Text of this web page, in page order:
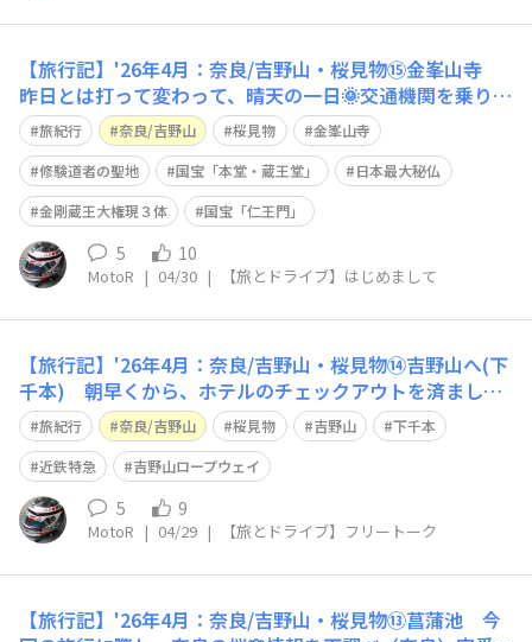
【旅行記】'26年4月：奈良/吉野山・桜見物⑮金峯山寺
昨日とは打って変わって、晴天の一日🌞交通機関を乗り継
いで、吉野山までやって来ましたが「下千本」のソメイヨ
シノは葉桜状態…それではと「中千本」を目指しハイキン
グ🥾です何故ならこの時期は、ココから先は交通規制の
「歩行者天国」 歩き始めて500mも進
旅紀行 奈良/吉野山 桜見物
金峯山寺
修験道者の聖地
国宝「本堂・蔵王堂」
日本最大秘仏
金剛蔵王大権現３体
国宝「仁王門」
5 10
MotoR | 04/30 | 【旅とドライブ】はじめまして
【旅行記】'26年4月：奈良/吉野山・桜見物⑭吉野山へ(下
千本) 朝早くから、ホテルのチェックアウトを済まし今
日は待望の『吉野山』に桜🌸見物に出かけます🙂大和八木
駅にも、予約客待ちのタクシーが並んでいました🙄ココか
らタクシーで一路、奥千本まで…という作戦でしょうか？
旅程表では、借りっぱなしのレンタ
旅紀行 奈良/吉野山 桜見物 吉野山
下千本
近鉄特急
吉野山ロープウェイ
5 9
MotoR | 04/29 | 【旅とドライブ】フリートーク
【旅行記】'26年4月：奈良/吉野山・桜見物⑬菖蒲池 今